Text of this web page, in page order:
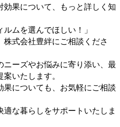
効果について、もっと詳しく知
ムを選んでほしい！」
式会社豊絆にご相談くださ
ーズやお悩みに寄り添い、最
いたします。
についても、お気軽にご相談
な暮らしをサポートいたしま